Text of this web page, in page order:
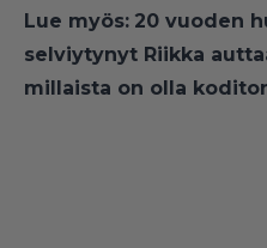
Lue myös: 20 vuoden
selviytynyt Riikka
millaista on olla